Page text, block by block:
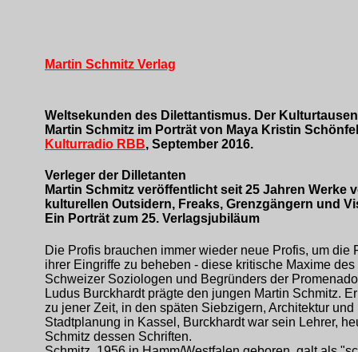
Martin Schmitz Verlag
Weltsekunden des Dilettantismus. Der
Martin Schmitz im Porträt von Maya Kristin
Kulturradio RBB, September 2016.
Verleger der Dilletanten
Martin Schmitz veröffentlicht seit 25 Jahren Werke
kulturellen Outsidern, Freaks, Grenzgängern und
Ein Porträt zum 25. Verlagsjubiläum
Die Profis brauchen immer wieder neue Profis, um die
ihrer Eingriffe zu beheben - diese kritische Maxime des
Schweizer Soziologen und Begründers der
Ludus Burckhardt prägte den jungen Martin Schmitz.
zu jener Zeit, in den späten Siebzigern, Architektur und
Stadtplanung in Kassel, Burckhardt war sein Lehrer,
Schmitz dessen Schriften.